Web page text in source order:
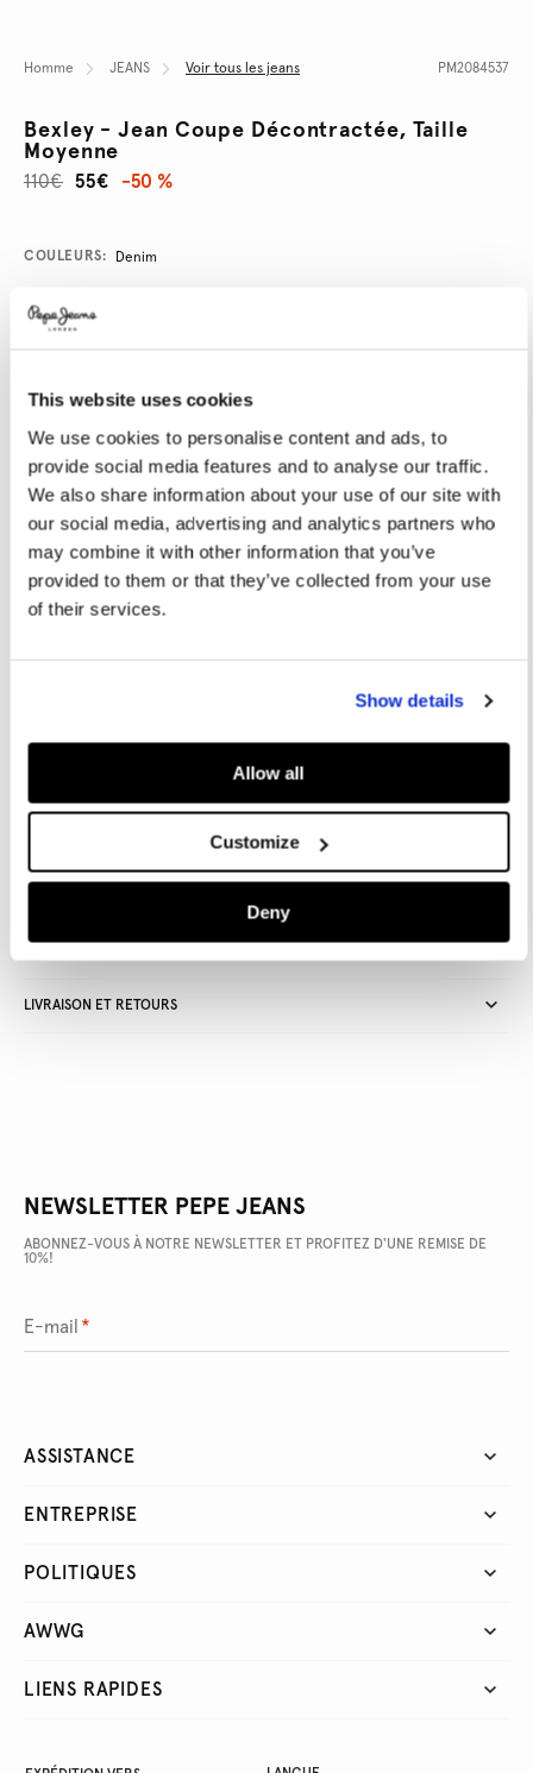
This website uses cookies
We use cookies to personalise content and ads, to
provide social media features and to analyse our traffic.
We also share information about your use of our site with
our social media, advertising and analytics partners who
may combine it with other information that you’ve
provided to them or that they’ve collected from your use
of their services.
Show details
Allow all
Customize
Deny
Homme JEANS Voir tous les jeans PM2084537
Bexley - Jean Coupe Décontractée, Taille
Moyenne
55€
110€ -50 %
Promotions
Variations
COULEURS: Denim
SÉLECTIONNEZ LA LONGUEUR:
30
Le mannequin porte: 32
Livraison en 3-4 jours ouvrables Livraison gratuite et délai de retours
LIVRAISON ET RETOURS
NEWSLETTER PEPE JEANS
ABONNEZ-VOUS À NOTRE NEWSLETTER ET PROFITEZ D'UNE REMISE DE
10%!
E-mail *
ASSISTANCE
ENTREPRISE
POLITIQUES
AWWG
LIENS RAPIDES